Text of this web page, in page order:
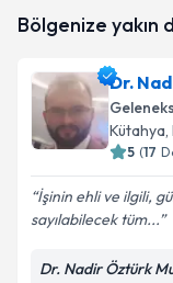
oluşturun.
E-posta
Kişisel
Metni'ni
Bölgenize yakın
Dr.
Kütahya,
5 (17
İşinin ehli ve ilgili,
sayılabilecek tüm...
Dr. Nadir Öztürk